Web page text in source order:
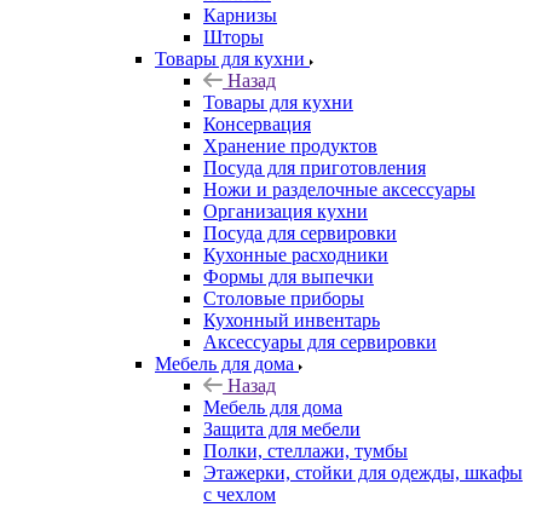
Карнизы
Шторы
Товары для кухни
Назад
Товары для кухни
Консервация
Хранение продуктов
Посуда для приготовления
Ножи и разделочные аксессуары
Организация кухни
Посуда для сервировки
Кухонные расходники
Формы для выпечки
Столовые приборы
Кухонный инвентарь
Аксессуары для сервировки
Мебель для дома
Назад
Мебель для дома
Защита для мебели
Полки, стеллажи, тумбы
Этажерки, стойки для одежды, шкафы
с чехлом